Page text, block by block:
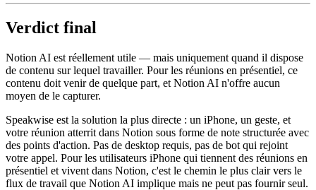
Verdict final
Notion AI est réellement utile — mais uniquement quand il dispose
de contenu sur lequel travailler. Pour les réunions en présentiel, ce
contenu doit venir de quelque part, et Notion AI n'offre aucun
moyen de le capturer.
Speakwise est la solution la plus directe : un iPhone, un geste, et
votre réunion atterrit dans Notion sous forme de note structurée avec
des points d'action. Pas de desktop requis, pas de bot qui rejoint
votre appel. Pour les utilisateurs iPhone qui tiennent des réunions en
présentiel et vivent dans Notion, c'est le chemin le plus clair vers le
flux de travail que Notion AI implique mais ne peut pas fournir seul.